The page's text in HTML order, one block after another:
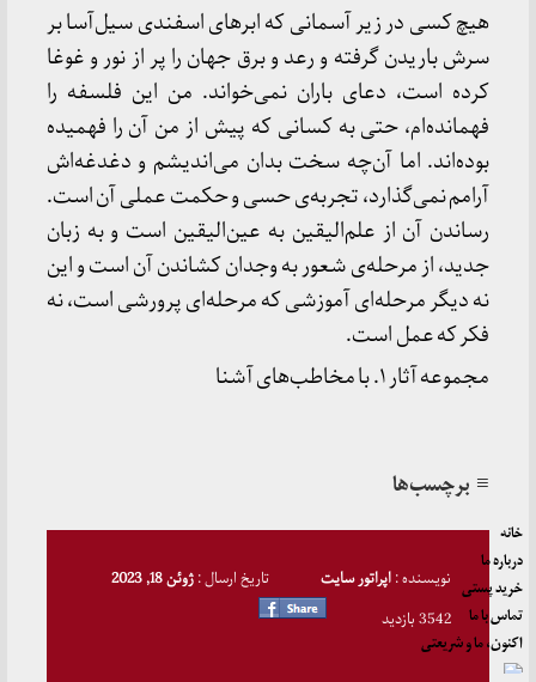
هیچ کسی در زیر آسمانی که ابرهای اسفندی سیل‌آسا بر
سرش باریدن گرفته و رعد و برق جهان را پر از نور و غوغا
کرده است، دعای باران نمی‌خواند. من این فلسفه را
فهمانده‌ام، حتی به کسانی که پیش از من آن را فهمیده
بوده‌اند. اما آن‌چه سخت بدان می‌اندیشم و دغدغه‌اش
آرامم نمی‌گذارد، تجربه‌ی حسی و حکمت عملی آن است.
رساندن آن از علم‌الیقین به عین‌الیقین است و به زبان
جدید، از مرحله‌ی شعور به وجدان کشاندن آن است و این
نه دیگر مرحله‌ای آموزشی که مرحله‌ای پرورشی است، نه
فکر که عمل است.
مجموعه آثار ۱. با مخاطب‌های آشنا
≡ برچسب‌ها
نویسنده :اپراتور سایت تاریخ ارسال :ژوئن 18, 2023
3542 بازدید
خانه
درباره ما
خرید پستی
تماس با ما
اکنون، ما و شریعتی